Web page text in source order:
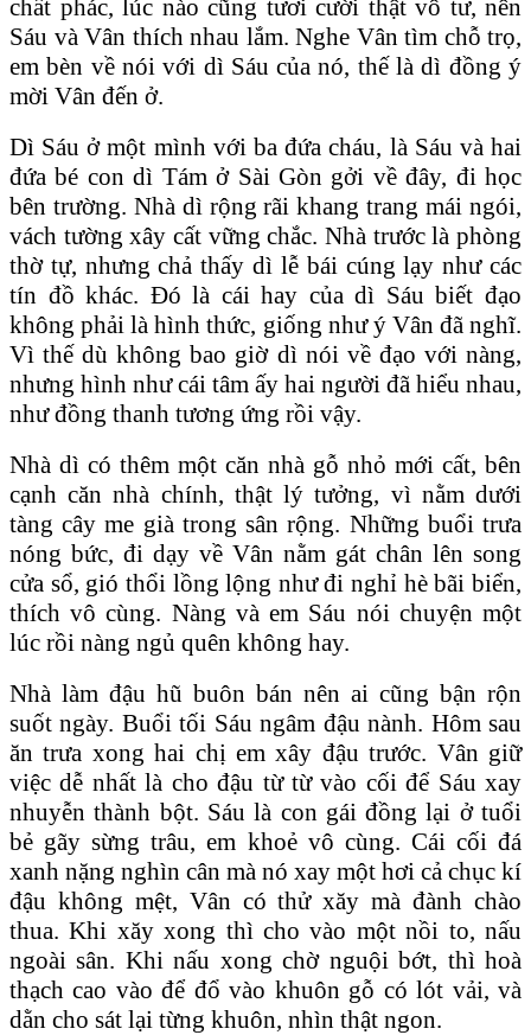
chất phác, lúc nào cũng tươi cười thật vô tư, nên
Sáu và Vân thích nhau lắm. Nghe Vân tìm chỗ trọ,
em bèn về nói với dì Sáu của nó, thế là dì đồng ý
mời Vân đến ở.
Dì Sáu ở một mình với ba đứa cháu, là Sáu và hai
đứa bé con dì Tám ở Sài Gòn gởi về đây, đi học
bên trường. Nhà dì rộng rãi khang trang mái ngói,
vách tường xây cất vững chắc. Nhà trước là phòng
thờ tự, nhưng chả thấy dì lễ bái cúng lạy như các
tín đồ khác. Đó là cái hay của dì Sáu biết đạo
không phải là hình thức, giống như ý Vân đã nghĩ.
Vì thế dù không bao giờ dì nói về đạo với nàng,
nhưng hình như cái tâm ấy hai người đã hiểu nhau,
như đồng thanh tương ứng rồi vậy.
Nhà dì có thêm một căn nhà gỗ nhỏ mới cất, bên
cạnh căn nhà chính, thật lý tưởng, vì nằm dưới
tàng cây me già trong sân rộng. Những buổi trưa
nóng bức, đi dạy về Vân nằm gát chân lên song
cửa sổ, gió thổi lồng lộng như đi nghỉ hè bãi biển,
thích vô cùng. Nàng và em Sáu nói chuyện một
lúc rồi nàng ngủ quên không hay.
Nhà làm đậu hũ buôn bán nên ai cũng bận rộn
suốt ngày. Buổi tối Sáu ngâm đậu nành. Hôm sau
ăn trưa xong hai chị em xây đậu trước. Vân giữ
việc dễ nhất là cho đậu từ từ vào cối để Sáu xay
nhuyễn thành bột. Sáu là con gái đồng lại ở tuổi
bẻ gãy sừng trâu, em khoẻ vô cùng. Cái cối đá
xanh nặng nghìn cân mà nó xay một hơi cả chục kí
đậu không mệt, Vân có thử xăy mà đành chào
thua. Khi xăy xong thì cho vào một nồi to, nấu
ngoài sân. Khi nấu xong chờ nguội bớt, thì hoà
thạch cao vào để đổ vào khuôn gỗ có lót vải, và
dằn cho sát lại từng khuôn, nhìn thật ngon.